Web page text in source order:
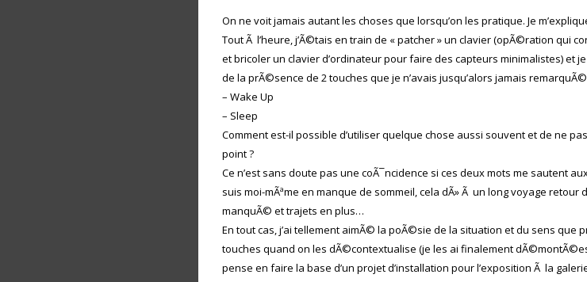
On ne voit jamais autant les choses que lorsqu’on les pratique. Je
Tout Ã l’heure, j’Ã©tais en train de « patcher » un clavier (opÃ©ration qui
et bricoler un clavier d’ordinateur pour faire des capteurs minimalistes) et
de la prÃ©sence de 2 touches que je n’avais jusqu’alors jamais
– Wake Up
– Sleep
Comment est-il possible d’utiliser quelque chose aussi souvent et de ne
point ?
Ce n’est sans doute pas une coÃ¯ncidence si ces deux mots me sautent
suis moi-mÃªme en manque de sommeil, cela dÃ» Ã un long voyage retour
manquÃ© et trajets en plus…
En tout cas, j’ai tellement aimÃ© la poÃ©sie de la situation et du sens que
touches quand on les dÃ©contextualise (je les ai finalement
pense en faire la base d’un projet d’installation pour l’exposition Ã la